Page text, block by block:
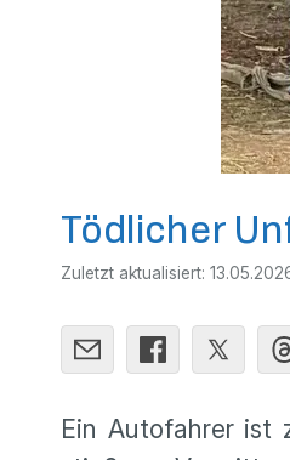
Tödlicher
Zuletzt aktualisiert:
Ein Autofahrer ist